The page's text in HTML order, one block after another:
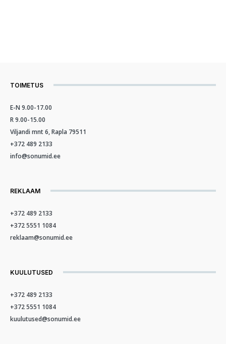
TOIMETUS
E-N 9.00-17.00
R 9.00-15.00
Viljandi mnt 6, Rapla 79511
+372 489 2133
info@sonumid.ee
REKLAAM
+372 489 2133
+372 5551 1084
reklaam@sonumid.ee
KUULUTUSED
+372 489 2133
+372 5551 1084
kuulutused@sonumid.ee